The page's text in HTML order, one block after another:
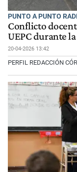
PUNTO A PUNTO
Conflicto
UEPC durante
20-04-2026 13:42
PERFIL REDACCIÓN